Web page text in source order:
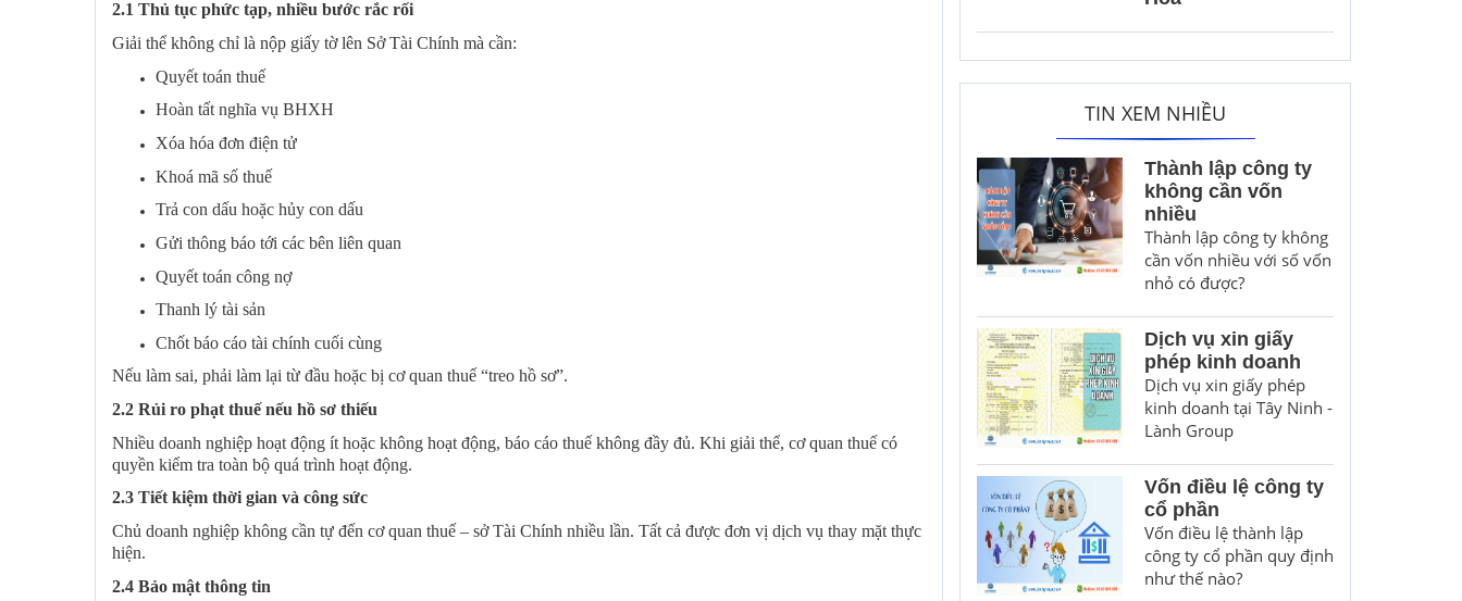
2.1 Thủ tục phức tạp, nhiều bước rắc rối
Giải thể không chỉ là nộp giấy tờ lên Sở Tài Chính mà cần:
Quyết toán thuế
Hoàn tất nghĩa vụ BHXH
Xóa hóa đơn điện tử
Khoá mã số thuế
Trả con dấu hoặc hủy con dấu
Gửi thông báo tới các bên liên quan
Quyết toán công nợ
Thanh lý tài sản
Chốt báo cáo tài chính cuối cùng
Nếu làm sai, phải làm lại từ đầu hoặc bị cơ quan thuế “treo hồ sơ”.
2.2 Rủi ro phạt thuế nếu hồ sơ thiếu
Nhiều doanh nghiệp hoạt động ít hoặc không hoạt động, báo cáo thuế không đầy đủ. Khi giải thể, cơ quan thuế có
quyền kiểm tra toàn bộ quá trình hoạt động.
2.3 Tiết kiệm thời gian và công sức
Chủ doanh nghiệp không cần tự đến cơ quan thuế – sở Tài Chính nhiều lần. Tất cả được đơn vị dịch vụ thay mặt thực
hiện.
2.4 Bảo mật thông tin
TIN XEM NHIỀU
Thành lập công ty
không cần vốn
nhiều
Thành lập công ty không
cần vốn nhiều với số vốn
nhỏ có được?
Dịch vụ xin giấy
phép kinh doanh
Dịch vụ xin giấy phép
kinh doanh tại Tây Ninh -
Lành Group
Vốn điều lệ công ty
cổ phần
Vốn điều lệ thành lập
công ty cổ phần quy định
như thế nào?